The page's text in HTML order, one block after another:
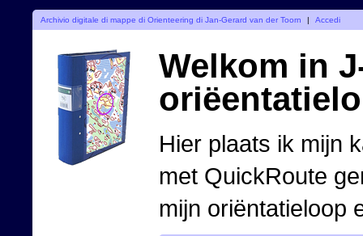
Archivio digitale di mappe di Orienteering di Jan-Gerard van der Toorn | Accedi
Welkom in
Hier plaats ik mijn
met QuickRoute
mijn oriëntatieloop